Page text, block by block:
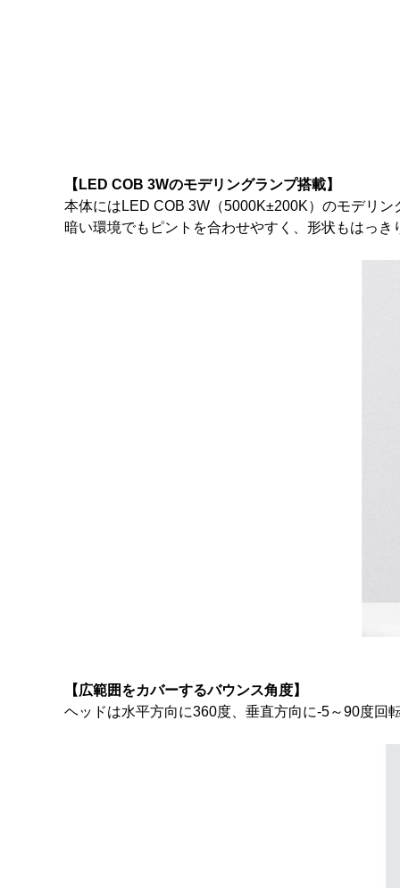
【LED COB 3Wのモデリングランプ搭載】
本体にはLED COB 3W（5000K±200K）のモデリ
暗い環境でもピントを合わせやすく、形状もはっき
【広範囲をカバーするバウンス角度】
ヘッドは水平方向に360度、垂直方向に-5～90度回